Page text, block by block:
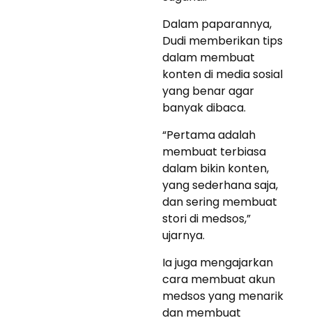
Dalam paparannya,
Dudi memberikan tips
dalam membuat
konten di media sosial
yang benar agar
banyak dibaca.
“Pertama adalah
membuat terbiasa
dalam bikin konten,
yang sederhana saja,
dan sering membuat
stori di medsos,”
ujarnya.
Ia juga mengajarkan
cara membuat akun
medsos yang menarik
dan membuat